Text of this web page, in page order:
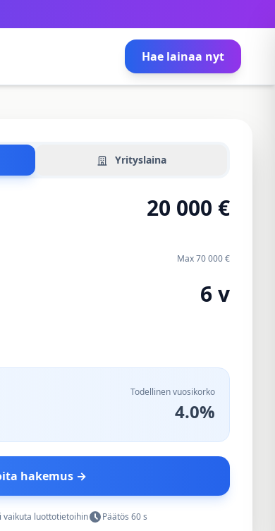
Hae lainaa nyt
Yrityslaina
Max 70 000 €
Todellinen vuosikorko
4.0%
hakemus →
vaikuta luottotietoihin Päätös 60 s